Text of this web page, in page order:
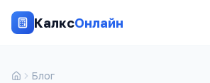
КалксОнлайн
Блог